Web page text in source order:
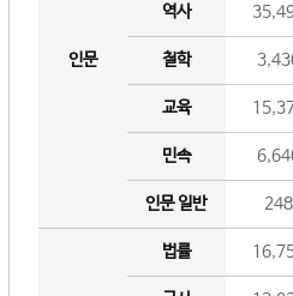
인문
역사
철학
교육
민속
인문 일반 248
법률